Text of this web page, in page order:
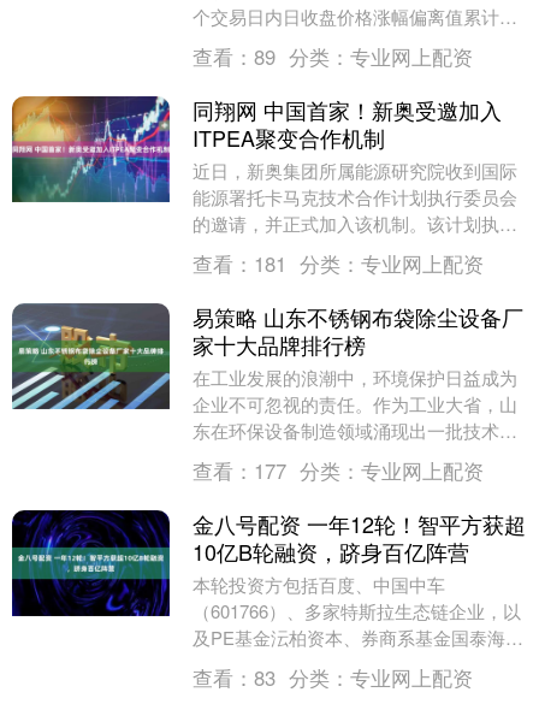
个交易日内日收盘价格涨幅偏离值累计达
到20%，根据《上海证券交易所交易规
则》....
查看： 89 分类： 专业网上配资
同翔网 中国首家！新奥受邀加入
ITPEA聚变合作机制
近日，新奥集团所属能源研究院收到国际
能源署托卡马克技术合作计划执行委员会
的邀请，并正式加入该机制。该计划执行
委员会在国际热核聚变实验堆组织
（ITER）总部召开会....
查看： 181 分类： 专业网上配资
易策略 山东不锈钢布袋除尘设备厂
家十大品牌排行榜
在工业发展的浪潮中，环境保护日益成为
企业不可忽视的责任。作为工业大省，山
东在环保设备制造领域涌现出一批技术过
硬、服务优质的企业，其中不锈钢布袋除
尘设备凭借其高效....
查看： 177 分类： 专业网上配资
金八号配资 一年12轮！智平方获超
10亿B轮融资，跻身百亿阵营
本轮投资方包括百度、中国中车
（601766）、多家特斯拉生态链企业，以
及PE基金沄柏资本、券商系基金国泰海通
等。 2月23日，智平方宣布完成超10亿元
人民币B轮....
查看： 83 分类： 专业网上配资